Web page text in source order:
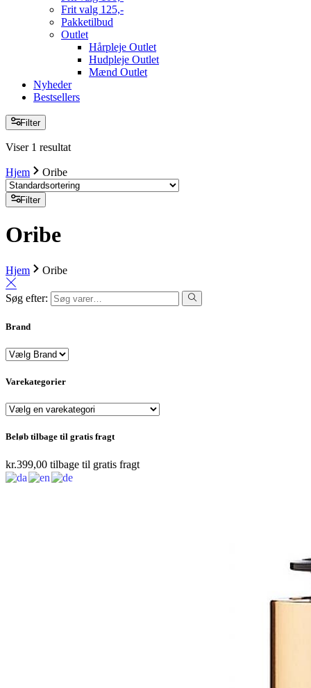
Frit valg 125,-
Pakketilbud
Outlet
Hårpleje Outlet
Hudpleje Outlet
Mænd Outlet
Nyheder
Bestsellers
Filter
Viser 1 resultat
Hjem Oribe
Filter
Oribe
Hjem Oribe
Søg efter:
Brand
Varekategorier
Beløb tilbage til gratis fragt
kr.399,00 tilbage til gratis fragt